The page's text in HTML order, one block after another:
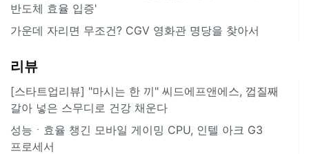
반도체 효율 입증'
가운데 자리면 무조건? CGV 영화관 명당을 찾아서
리뷰
[스타트업리뷰] "마시는 한 끼" 씨드에프앤에스, 껍질째
갈아 넣은 스무디로 건강 채운다
성능ㆍ효율 챙긴 모바일 게이밍 CPU, 인텔 아크 G3
프로세서